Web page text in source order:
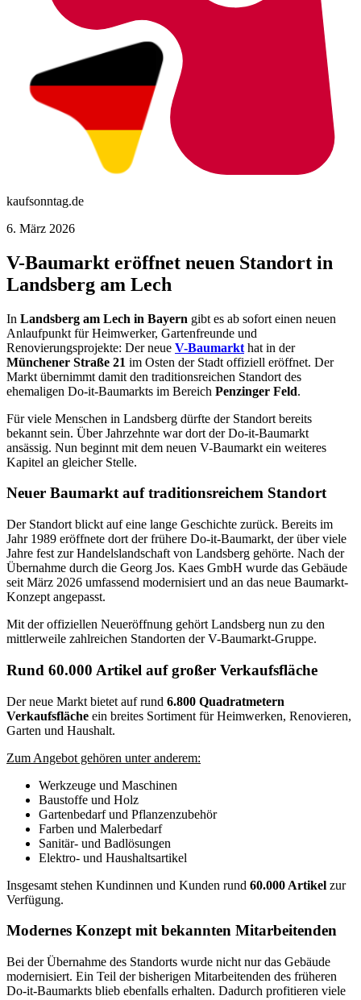
kaufsonntag.de
6. März 2026
V-Baumarkt eröffnet neuen Standort in
Landsberg am Lech
In Landsberg am Lech in Bayern gibt es ab sofort einen neuen
Anlaufpunkt für Heimwerker, Gartenfreunde und
Renovierungsprojekte: Der neue V-Baumarkt hat in der
Münchener Straße 21 im Osten der Stadt offiziell eröffnet. Der
Markt übernimmt damit den traditionsreichen Standort des
ehemaligen Do-it-Baumarkts im Bereich Penzinger Feld.
Für viele Menschen in Landsberg dürfte der Standort bereits
bekannt sein. Über Jahrzehnte war dort der Do-it-Baumarkt
ansässig. Nun beginnt mit dem neuen V-Baumarkt ein weiteres
Kapitel an gleicher Stelle.
Neuer Baumarkt auf traditionsreichem Standort
Der Standort blickt auf eine lange Geschichte zurück. Bereits im
Jahr 1989 eröffnete dort der frühere Do-it-Baumarkt, der über viele
Jahre fest zur Handelslandschaft von Landsberg gehörte. Nach der
Übernahme durch die Georg Jos. Kaes GmbH wurde das Gebäude
seit März 2026 umfassend modernisiert und an das neue Baumarkt-
Konzept angepasst.
Mit der offiziellen Neueröffnung gehört Landsberg nun zu den
mittlerweile zahlreichen Standorten der V-Baumarkt-Gruppe.
Rund 60.000 Artikel auf großer Verkaufsfläche
Der neue Markt bietet auf rund 6.800 Quadratmetern
Verkaufsfläche ein breites Sortiment für Heimwerken, Renovieren,
Garten und Haushalt.
Zum Angebot gehören unter anderem:
Werkzeuge und Maschinen
Baustoffe und Holz
Gartenbedarf und Pflanzenzubehör
Farben und Malerbedarf
Sanitär- und Badlösungen
Elektro- und Haushaltsartikel
Insgesamt stehen Kundinnen und Kunden rund 60.000 Artikel zur
Verfügung.
Modernes Konzept mit bekannten Mitarbeitenden
Bei der Übernahme des Standorts wurde nicht nur das Gebäude
modernisiert. Ein Teil der bisherigen Mitarbeitenden des früheren
Do-it-Baumarkts blieb ebenfalls erhalten. Dadurch profitieren viele